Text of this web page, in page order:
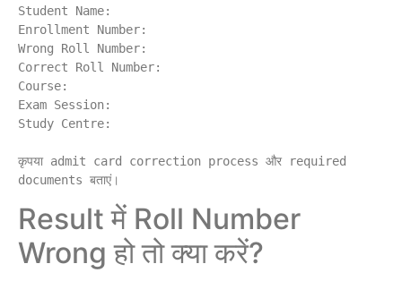
Student Name:
Enrollment Number:
Wrong Roll Number:
Correct Roll Number:
Course:
Exam Session:
Study Centre:
कृपया admit card correction process और required
Result में Roll Number
Wrong हो तो क्या करें?